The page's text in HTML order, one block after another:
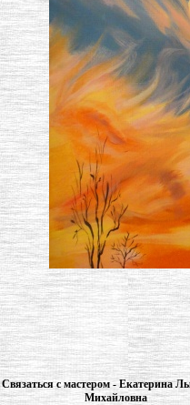
Связаться с мастером - Екатерина
Михайловна